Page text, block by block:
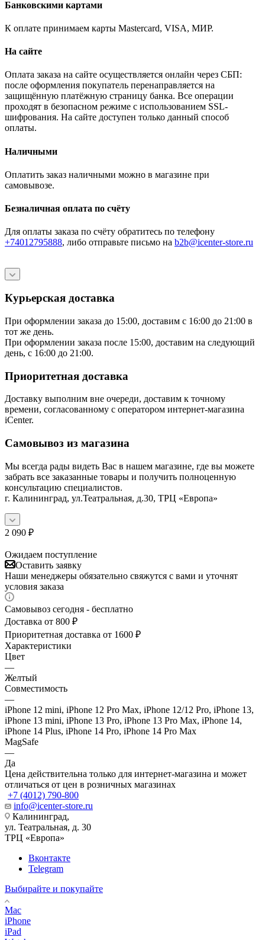
Банковскими картами
К оплате принимаем карты Mastercard, VISA, МИР.
На сайте
Оплата заказа на сайте осуществляется онлайн через СБП:
после оформления покупатель перенаправляется на
защищённую платёжную страницу банка. Все операции
проходят в безопасном режиме с использованием SSL-
шифрования. На сайте доступен только данный способ
оплаты.
Наличными
Оплатить заказ наличными можно в магазине при
самовывозе.
Безналичная оплата по счёту
Для оплаты заказа по счёту обратитесь по телефону
+74012795888, либо отправьте письмо на b2b@icenter-store.ru
Курьерская доставка
При оформлении заказа до 15:00, доставим с 16:00 до 21:00 в
тот же день.
При оформлении заказа после 15:00, доставим на следующий
день, с 16:00 до 21:00.
Приоритетная доставка
Доставку выполним вне очереди, доставим к точному
времени, согласованному с оператором интернет-магазина
iCenter.
Самовывоз из магазина
Мы всегда рады видеть Вас в нашем магазине, где вы можете
забрать все заказанные товары и получить полноценную
консультацию специалистов.
г. Калининград, ул.Театральная, д.30, ТРЦ «Европа»
2 090 ₽
Ожидаем поступление
Оставить заявку
Наши менеджеры обязательно свяжутся с вами и уточнят
условия заказа
Самовывоз сегодня - бесплатно
Доставка от 800 ₽
Приоритетная доставка от 1600 ₽
Характеристики
Цвет
—
Желтый
Совместимость
—
iPhone 12 mini, iPhone 12 Pro Max, iPhone 12/12 Pro, iPhone 13,
iPhone 13 mini, iPhone 13 Pro, iPhone 13 Pro Max, iPhone 14,
iPhone 14 Plus, iPhone 14 Pro, iPhone 14 Pro Max
MagSafe
—
Да
Цена действительна только для интернет-магазина и может
отличаться от цен в розничных магазинах
+7 (4012) 790-800
info@icenter-store.ru
Калининград,
ул. Театральная, д. 30
ТРЦ «Европа»
Вконтакте
Telegram
Выбирайте и покупайте
Mac
iPhone
iPad